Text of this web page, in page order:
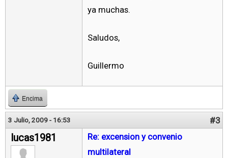
ya muchas.
Saludos,
Guillermo
Encima
3 Julio, 2009 - 16:53 #3
lucas1981
Re: excension y convenio
multilateral